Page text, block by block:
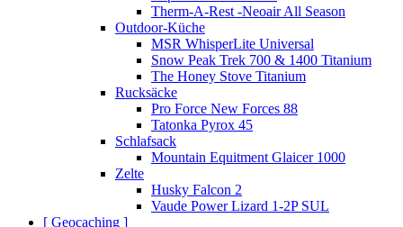
Therm-A-Rest -Neoair All Season
Outdoor-Küche
MSR WhisperLite Universal
Snow Peak Trek 700 & 1400 Titanium
The Honey Stove Titanium
Rucksäcke
Pro Force New Forces 88
Tatonka Pyrox 45
Schlafsack
Mountain Equitment Glaicer 1000
Zelte
Husky Falcon 2
Vaude Power Lizard 1-2P SUL
[ Geocaching ]